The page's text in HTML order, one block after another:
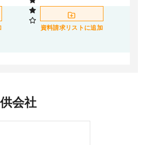
資料請求リストに追加
会社